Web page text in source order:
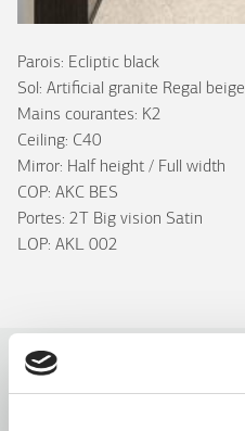
Parois: Ecliptic black
Sol: Artificial granite Regal beige
Mains courantes: K2
Ceiling: C40
Mirror: Half height / Full width
COP: AKC BES
Portes: 2T Big vision Satin
LOP: AKL 002
Purity C